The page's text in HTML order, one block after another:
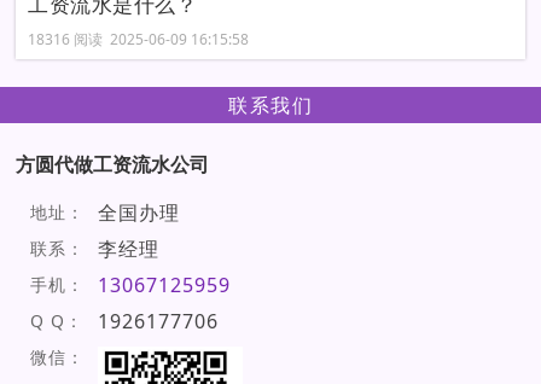
18316 阅读 2025-06-09 16:15:58
联系我们
方圆代做工资流水公司
地址： 全国办理
联系： 李经理
手机： 13067125959
Q Q： 1926177706
微信：